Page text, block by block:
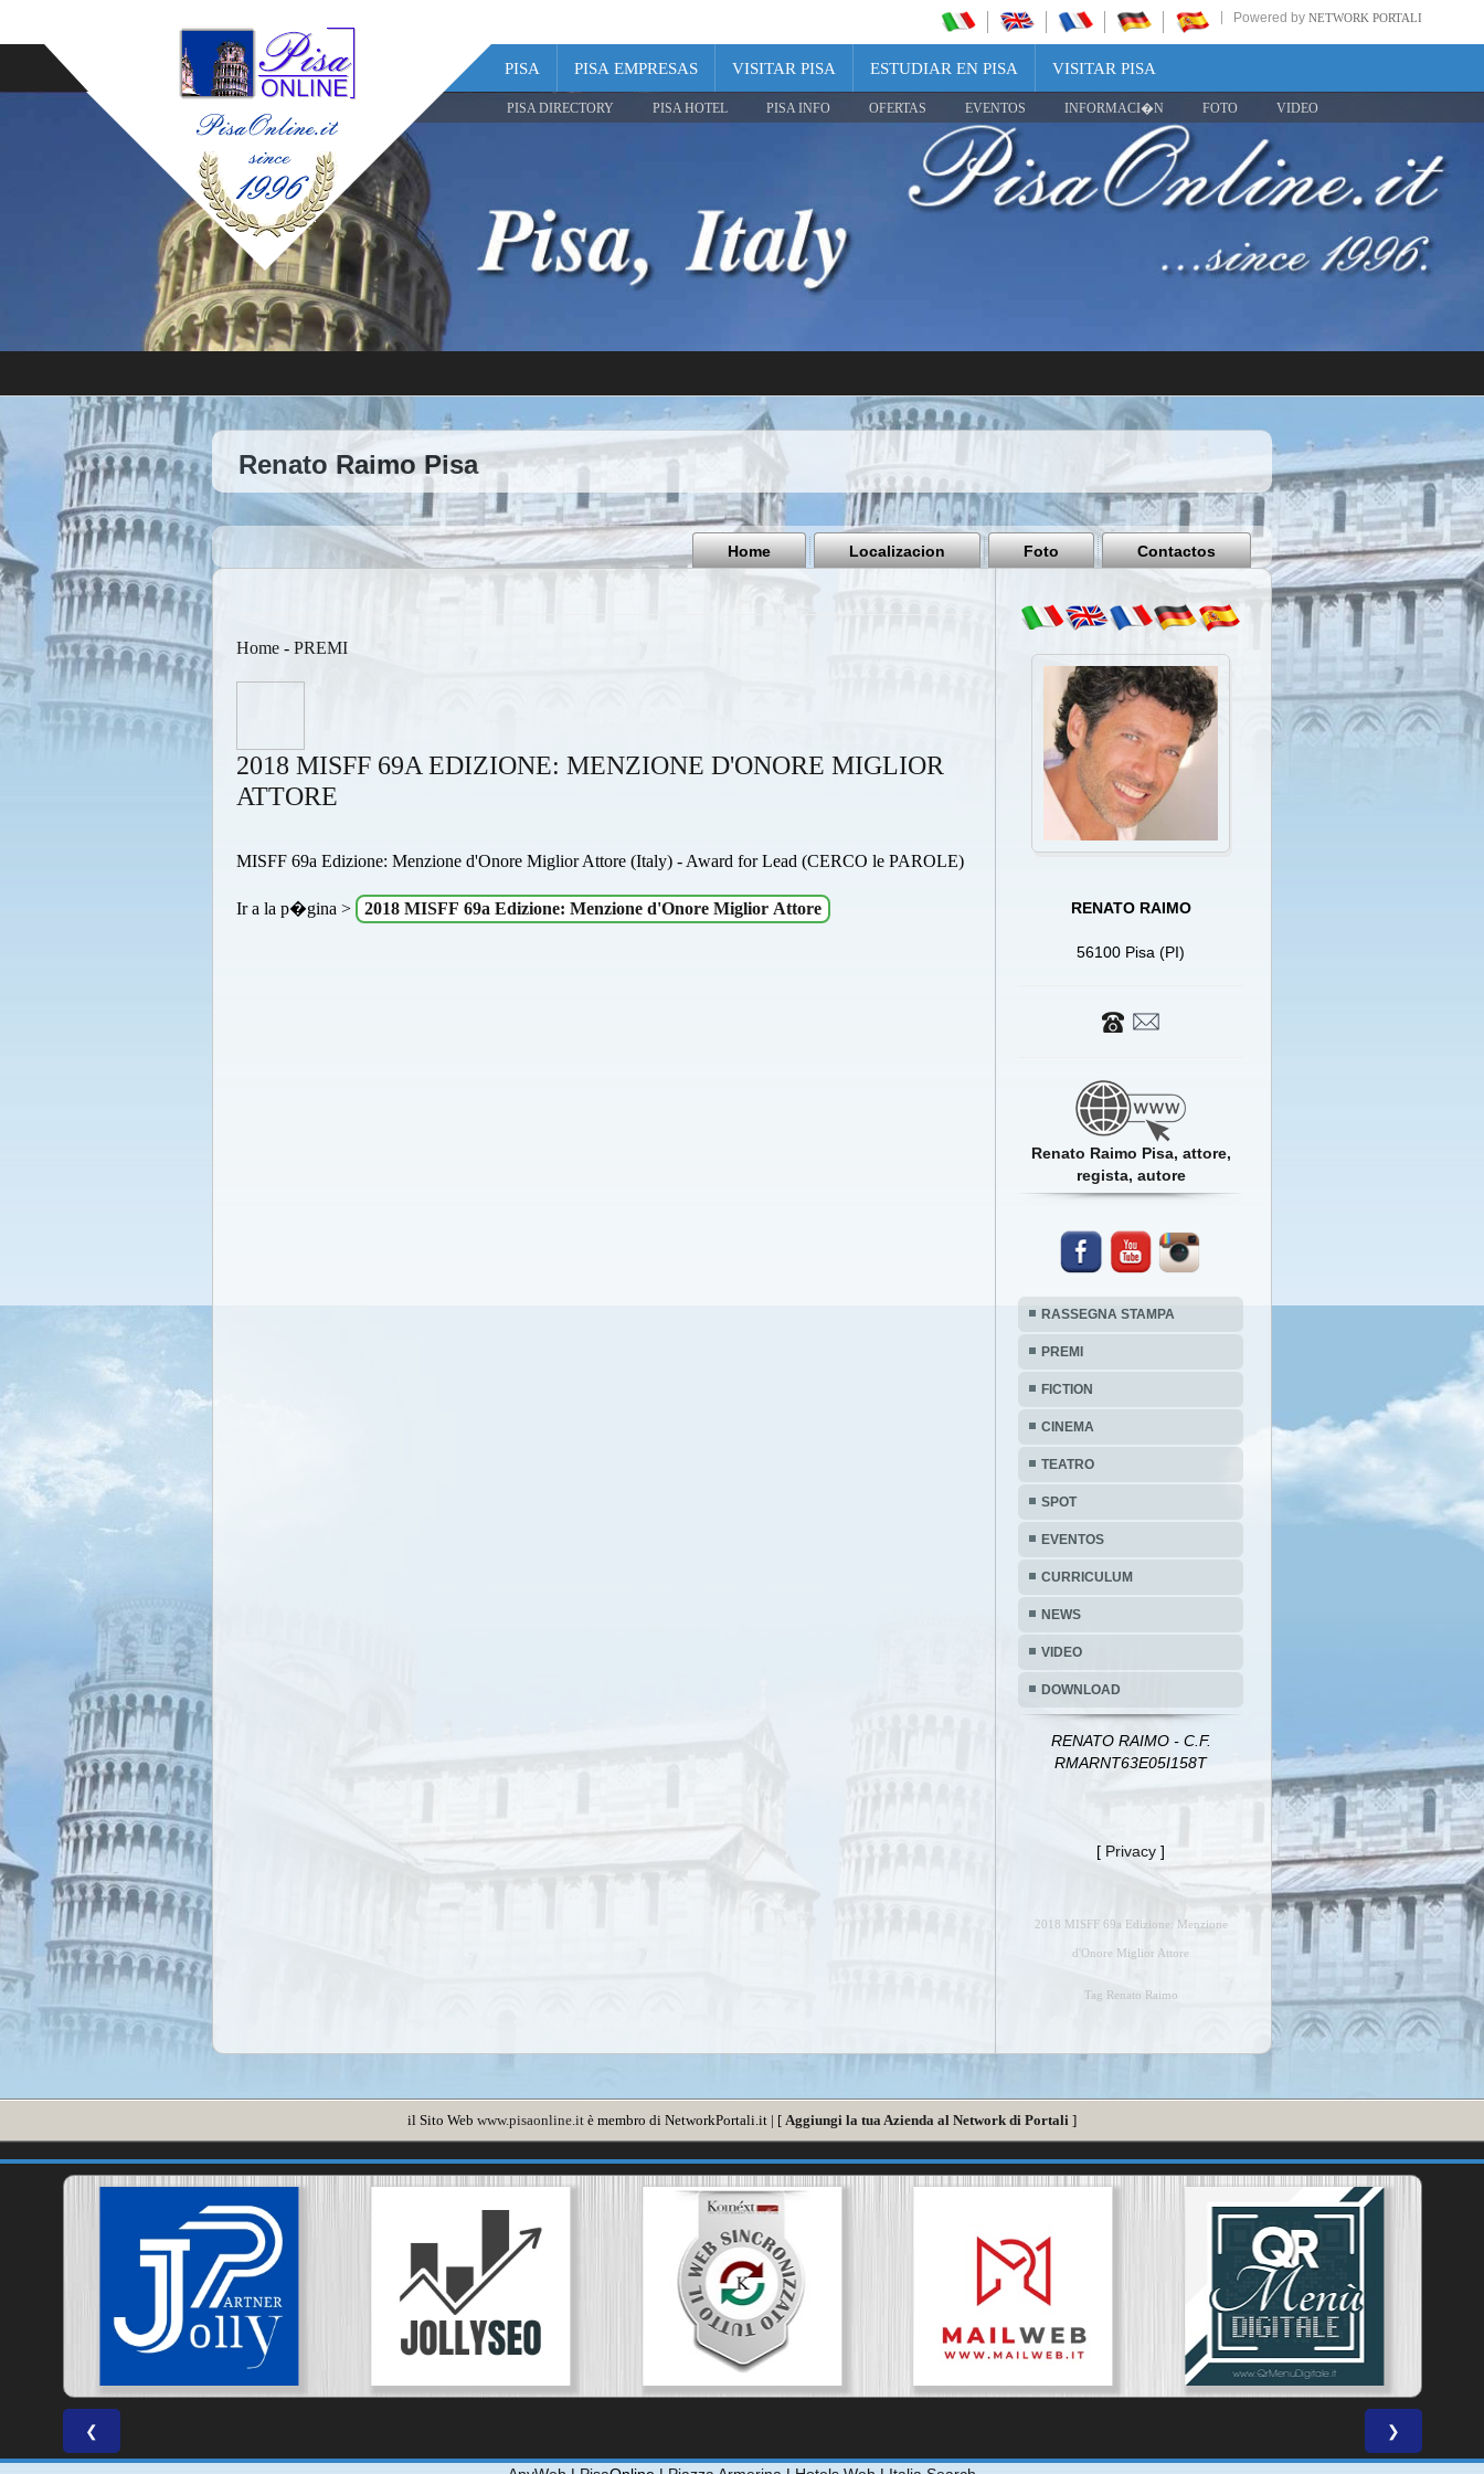
Powered by NETWORK PORTALI
PISA PISA EMPRESAS VISITAR PISA ESTUDIAR EN PISA VISITAR PISA
PISA DIRECTORY PISA HOTEL PISA INFO OFERTAS EVENTOS INFORMACI�N FOTO VIDEO
Share
Pisa
Italy
Renato Raimo Pisa
Home Localizacion Foto Contactos
Home - PREMI
2018 MISFF 69A EDIZIONE: MENZIONE D'ONORE MIGLIOR
ATTORE
MISFF 69a Edizione: Menzione d'Onore Miglior Attore (Italy) - Award for Lead (CERCO le PAROLE)
Ir a la p�gina > 2018 MISFF 69a Edizione: Menzione d'Onore Miglior Attore RENATO RAIMO
56100 Pisa (PI)
Renato Raimo Pisa, attore,
regista, autore
RASSEGNA STAMPA
PREMI
FICTION
CINEMA
TEATRO
SPOT
EVENTOS
CURRICULUM
NEWS
VIDEO
DOWNLOAD
RENATO RAIMO - C.F.
RMARNT63E05I158T
[ Privacy ]
2018 MISFF 69a Edizione: Menzione
d'Onore Miglior Attore
Tag Renato Raimo
il Sito Web www.pisaonline.it è membro di NetworkPortali.it | [ Aggiungi la tua Azienda al Network di Portali ]
❮ ❯